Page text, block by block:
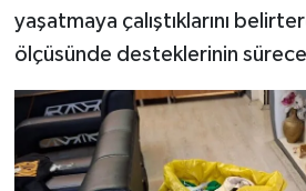
yaşatmaya çalıştıklarını
ölçüsünde desteklerinin